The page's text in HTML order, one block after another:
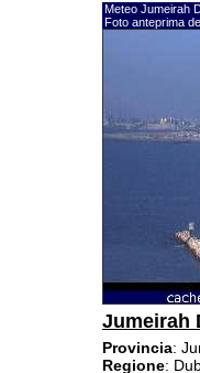
Meteo Jumeirah
Foto anteprima
Jumeirah
Provincia:
Regione: